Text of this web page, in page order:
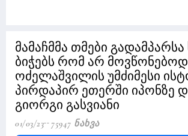
მამაჩმმა თმები გადამპარსა
ბიჭებს რომ არ
ოძელაშვილის უმძიმესი
პირდაპირ ეთერში იპონზე
გიორგი გასვიანი
01/03/23 75947 Ნახვა